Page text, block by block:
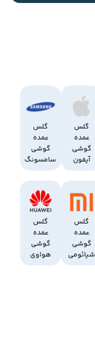
گلس
عمده
گوشی
آیفون
گلس
عمده
گوشی
سامسونگ
گلس
عمده
گوشی
شیائومی
گلس
عمده
گوشی
هواوی